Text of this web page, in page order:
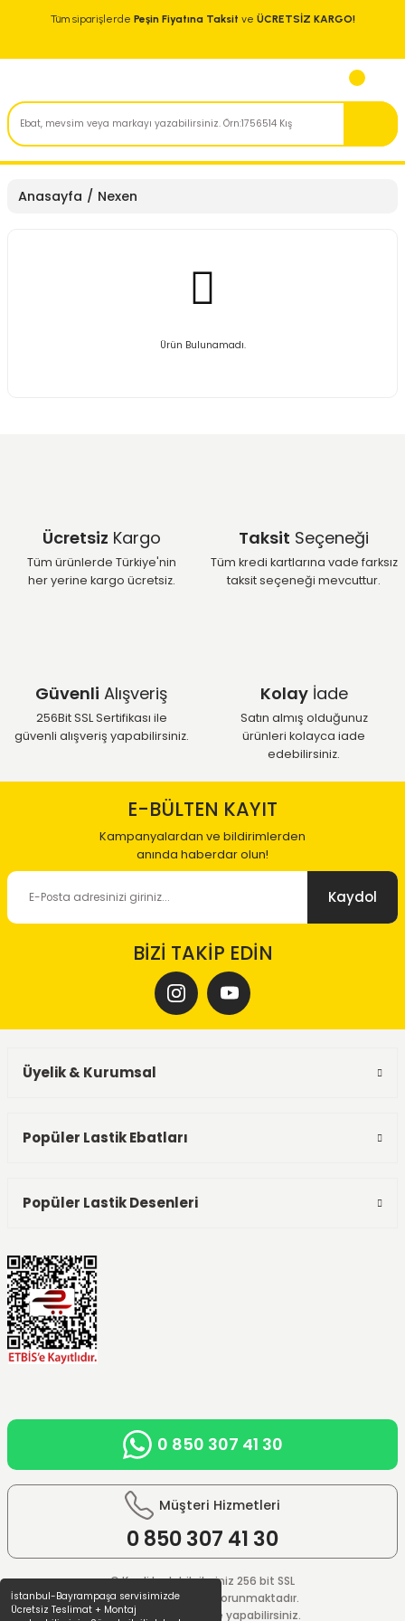
İstanbul-Bayrampaşa servisimizde
Ücretsiz Teslimat + Montaj
Tüm siparişlerde Peşin Fiyatına Taksit ve ÜCRETSİZ KARGO!
Anasayfa Nexen
Ürün Bulunamadı.
Ücretsiz Kargo
Tüm ürünlerde Türkiye'nin
her yerine kargo ücretsiz.
Taksit Seçeneği
Tüm kredi kartlarına vade farksız
taksit seçeneği mevcuttur.
Güvenli Alışveriş
256Bit SSL Sertifikası ile
güvenli alışveriş yapabilirsiniz.
Kolayİade
Satın almış olduğunuz
ürünleri kolayca iade
edebilirsiniz.
E-BÜLTEN KAYIT
Kampanyalardan ve bildirimlerden
anında haberdar olun!
Kaydol
BİZİ TAKİP EDİN
Üyelik & Kurumsal
Popüler Lastik Ebatları
Popüler Lastik Desenleri
0 850 307 41 30
Müşteri Hizmetleri
0 850307 41 30
© Kredi kartı bilgileriniz 256 bit SSL
güvenlik sistemi ile korunmaktadır.
%100 güvenle ödeme yapabilirsiniz.